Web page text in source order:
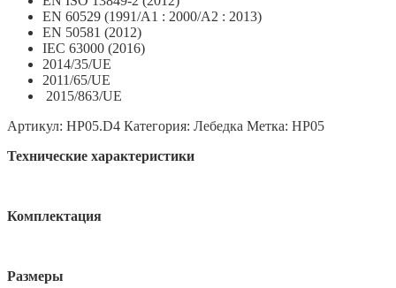
EN 60529 (1991/A1 : 2000/A2 : 2013)
EN 50581 (2012)
IEC 63000 (2016)
2014/35/UE
2011/65/UE
2015/863/UE
Артикул: HP05.D4 Категория: Лебедка Метка: HP05
Технические характеристики
Комплектация
Размеры